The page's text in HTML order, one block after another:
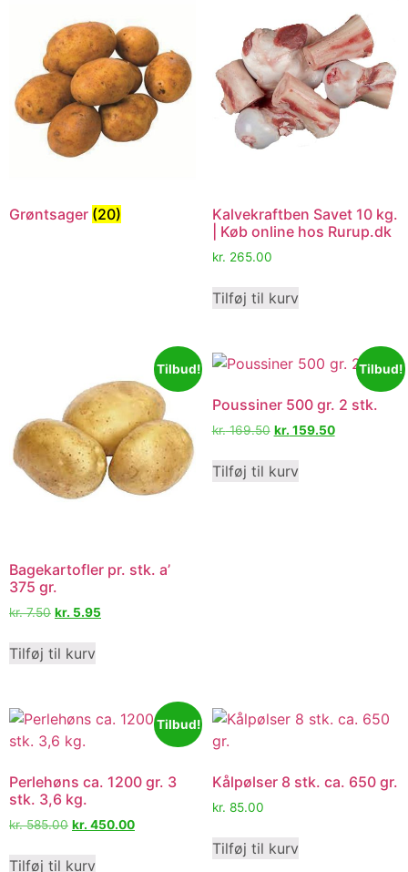
Grøntsager (20)
Kalvekraftben Savet 10 kg.
| Køb online hos Rurup.dk
kr. 265.00
Tilføj til kurv
Tilbud!
Bagekartofler pr. stk. a’
375 gr.
kr.7.50 kr. 5.95
Tilføj til kurv
Tilbud!
Poussiner 500 gr. 2 stk.
kr.169.50 kr. 159.50
Tilføj til kurv
Tilbud!
Perlehøns ca. 1200 gr. 3
stk. 3,6 kg.
kr.585.00 kr. 450.00
Tilføj til kurv
Kålpølser 8 stk. ca. 650 gr.
kr. 85.00
Tilføj til kurv